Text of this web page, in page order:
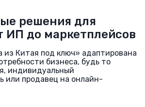
решения для
ИП до маркетплейсов
из Китая под ключ» адаптирована
бизнеса, будь то
индивидуальный
или продавец на онлайн-